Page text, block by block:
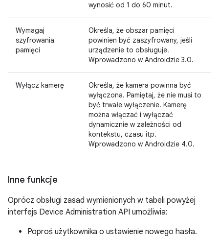
wynosić od 1 do 60 minut.
Wymagaj
szyfrowania
pamięci
Określa, że obszar pamięci
powinien być zaszyfrowany, jeśli
urządzenie to obsługuje.
Wprowadzono w Androidzie 3.0.
Wyłącz kamerę
Określa, że kamera powinna być
wyłączona. Pamiętaj, że nie musi to
być trwałe wyłączenie. Kamerę
można włączać i wyłączać
dynamicznie w zależności od
kontekstu, czasu itp.
Wprowadzono w Androidzie 4.0.
Inne funkcje
Oprócz obsługi zasad wymienionych w tabeli powyżej
interfejs Device Administration API umożliwia:
Poproś użytkownika o ustawienie nowego hasła.